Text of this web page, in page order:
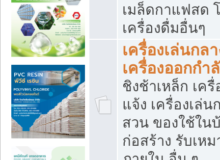
เมล็ดกาแฟสด
เครื่องดื่มอื่นๆ
เครื่องเล่นกล
เครื่องออกกำ
ชิงช้าเหล็ก เค
แจ้ง เครื่องเล่น
สวน ของใช้ใน
ก่อสร้าง รับเห